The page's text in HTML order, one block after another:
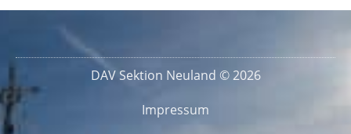
DAV Sektion Neuland © 2026
Impressum